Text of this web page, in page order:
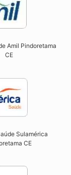
Amil Pindoretama
CE
Sulamérica
CE